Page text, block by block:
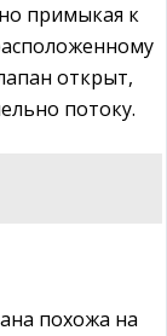
примыкая к
открыт,
потоку.
похожа на